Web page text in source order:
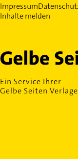
Impressum
Inhalte melden
Ein Service Ihrer
Gelbe Seiten Verlage